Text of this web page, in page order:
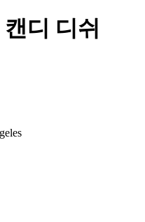
디 디쉬